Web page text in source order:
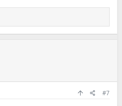
#7